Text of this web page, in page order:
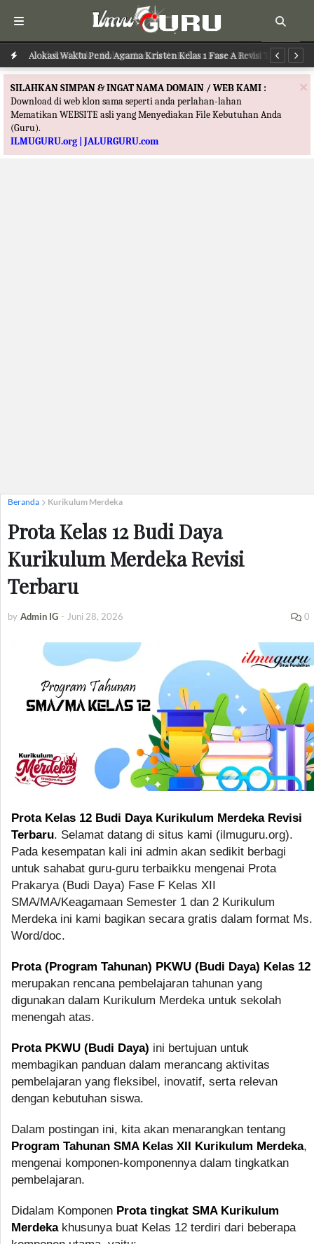
Alokasi Waktu Pend. Agama Kristen Kelas 1 Fase A Revisi Terbaru
×
SILAHKAN SIMPAN & INGAT NAMA DOMAIN / WEB KAMI :
Download di web klon sama seperti anda perlahan-lahan
Mematikan WEBSITE asli yang Menyediakan File Kebutuhan Anda
(Guru).
ILMUGURU.org | JALURGURU.com
Beranda Kurikulum Merdeka
Prota Kelas 12 Budi Daya
Kurikulum Merdeka Revisi
Terbaru
by Admin IG - Juni 28, 2026 0
Prota Kelas 12 Budi Daya Kurikulum Merdeka Revisi
Terbaru. Selamat datang di situs kami (ilmuguru.org).
Pada kesempatan kali ini admin akan sedikit berbagi
untuk sahabat guru-guru terbaikku mengenai Prota
Prakarya (Budi Daya) Fase F Kelas XII
SMA/MA/Keagamaan Semester 1 dan 2 Kurikulum
Merdeka ini kami bagikan secara gratis dalam format Ms.
Word/doc.
Prota (Program Tahunan) PKWU (Budi Daya) Kelas 12
merupakan rencana pembelajaran tahunan yang
digunakan dalam Kurikulum Merdeka untuk sekolah
menengah atas.
Prota PKWU (Budi Daya) ini bertujuan untuk
membagikan panduan dalam merancang aktivitas
pembelajaran yang fleksibel, inovatif, serta relevan
dengan kebutuhan siswa.
Dalam postingan ini, kita akan menarangkan tentang
Program Tahunan SMA Kelas XII Kurikulum Merdeka,
mengenai komponen-komponennya dalam tingkatkan
pembelajaran.
Didalam Komponen Prota tingkat SMA Kurikulum
Merdekakhusunya buat Kelas 12 terdiri dari beberapa